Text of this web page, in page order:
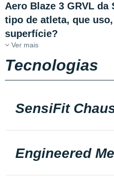
Aero Blaze 3 GRVL da
tipo de atleta, que
superfície?
Ver mais
Tecnologias
SensiFit
Engineered